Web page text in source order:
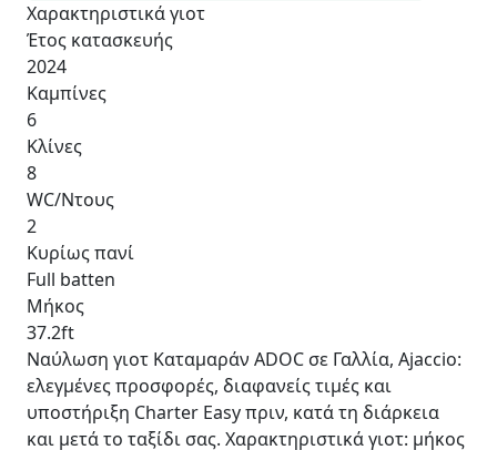
Χαρακτηριστικά γιοτ
Έτος κατασκευής
2024
Καμπίνες
6
Κλίνες
8
WC/Ντους
2
Κυρίως πανί
Full batten
Μήκος
37.2ft
Ναύλωση γιοτ Καταμαράν ADOC σε Γαλλία, Ajaccio:
ελεγμένες προσφορές, διαφανείς τιμές και
υποστήριξη Charter Easy πριν, κατά τη διάρκεια
και μετά το ταξίδι σας. Χαρακτηριστικά γιοτ: μήκος